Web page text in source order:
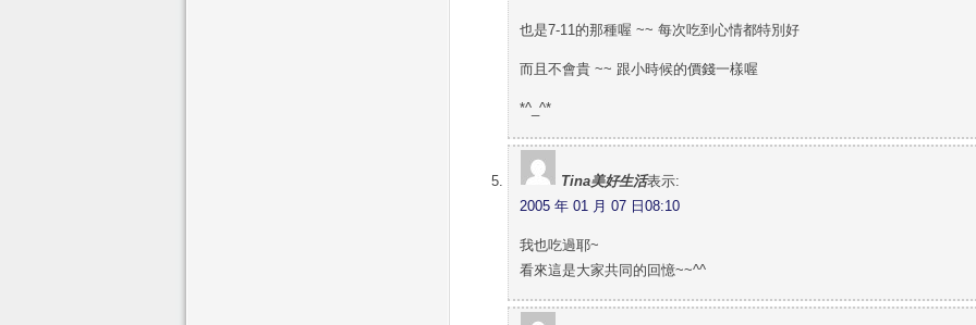
也是7-11的那種喔 ~~ 每次吃到心情都特別好
而且不會貴 ~~ 跟小時候的價錢一樣喔
*^_^*
Tina美好生活表示:
2005 年 01 月 07 日08:10
我也吃過耶~
看來這是大家共同的回憶~~^^